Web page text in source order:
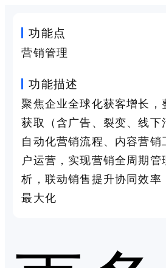
功能点
营销管理
功能描述
聚焦企业全球化获客增长，
获取（含广告、裂变、线下
自动化营销流程、内容营销
户运营，实现营销全周期
析，联动销售提升协同效率
最大化